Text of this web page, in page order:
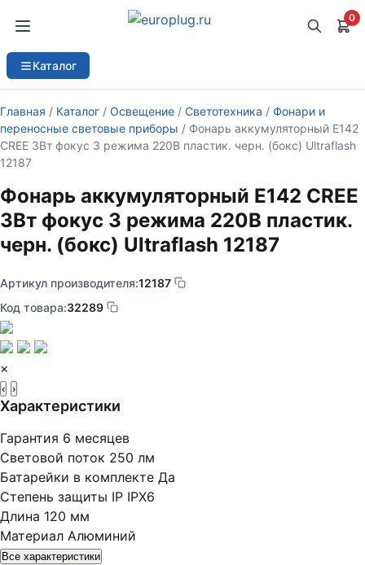
0
Каталог
Главная / Каталог / Освещение / Светотехника / Фонари и
переносные световые приборы / Фонарь аккумуляторный E142
CREE 3Вт фокус 3 режима 220В пластик. черн. (бокс) Ultraflash
12187
Фонарь аккумуляторный E142 CREE
3Вт фокус 3 режима 220В пластик.
черн. (бокс) Ultraflash 12187
Артикул производителя:12187
Код товара:32289
×
‹ ›
Характеристики
Гарантия 6 месяцев
Световой поток 250 лм
Батарейки в комплекте Да
Степень защиты IP IPX6
Длина 120 мм
Материал Алюминий
Все характеристики